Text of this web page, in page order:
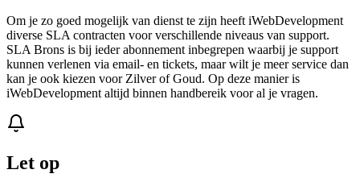
Om je zo goed mogelijk van dienst te zijn heeft iWebDevelopment
diverse SLA contracten voor verschillende niveaus van support.
SLA Brons is bij ieder abonnement inbegrepen waarbij je support
kunnen verlenen via email- en tickets, maar wilt je meer service dan
kan je ook kiezen voor Zilver of Goud. Op deze manier is
iWebDevelopment altijd binnen handbereik voor al je vragen.
Let op